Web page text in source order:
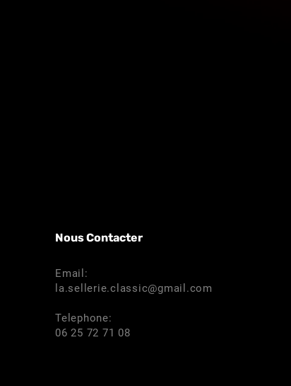
Nous Contacter
Email:
la.sellerie.classic@gmail.com
Telephone:
06 25 72 71 08